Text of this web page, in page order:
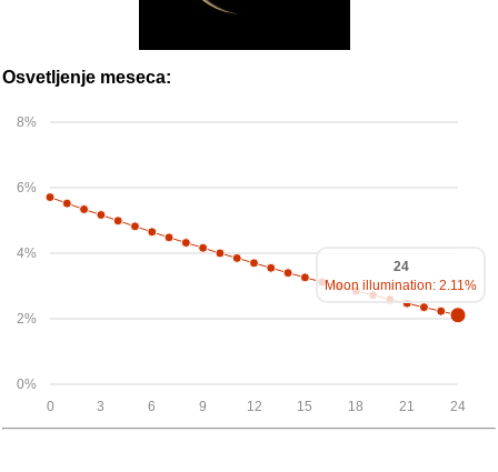
Osvetljenje meseca:
0%
2%
4%
6%
8%
24
21
18
15
12
9
6
3
0
24
Moon illumination: 2.11%